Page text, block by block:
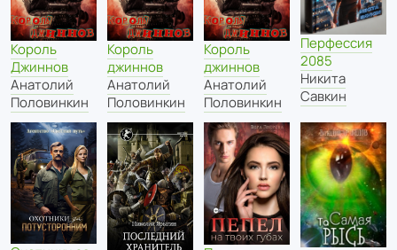
Король
Джиннов
Анатолий
Половинкин
Король
джиннов
Анатолий
Половинкин
Король
джиннов
Анатолий
Половинкин
Перфессия
2085
Никита
Савкин